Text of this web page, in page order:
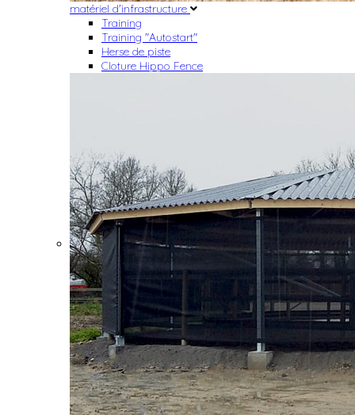
matériel d'infrastructure
Training
Training "Autostart"
Herse de piste
Cloture Hippo Fence